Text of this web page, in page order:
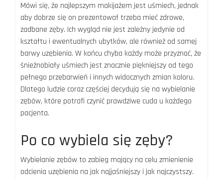
Mówi się, że najlepszym makijażem jest uśmiech, jednak
aby dobrze się on prezentował trzeba mieć zdrowe,
zadbane zęby. Ich wygląd nie jest zależny jedynie od
kształtu i ewentualnych ubytków, ale również od samej
barwy uzębienia. W końcu chyba każdy może przyznać, że
śnieżnobiały uśmiech jest znacznie piękniejszy od tego
pełnego przebarwień i innych widocznych zmian koloru.
Dlatego ludzie coraz częściej decydują się na wybielanie
zębów, które potrafi czynić prawdziwe cuda u każdego
pacjenta.
Po co wybiela się zęby?
Wybielanie zębów to zabieg mający na celu zmienienie
odcienia uzębienia na jak najjaśniejszy i jak najczystszy.